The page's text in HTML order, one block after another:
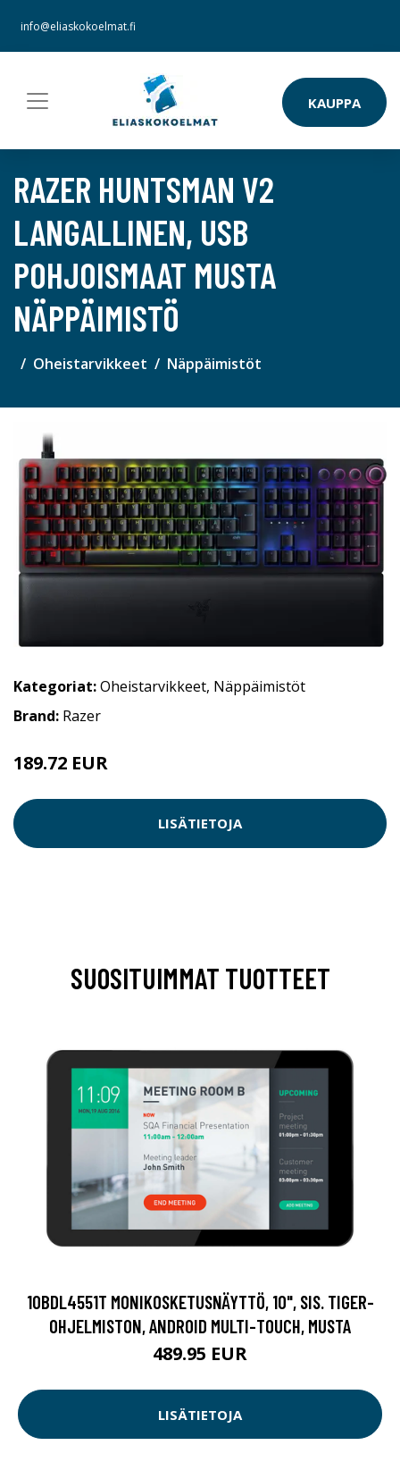
info@eliaskokoelmat.fi
KAUPPA
RAZER HUNTSMAN V2
LANGALLINEN, USB
POHJOISMAAT MUSTA
NÄPPÄIMISTÖ
Oheistarvikkeet Näppäimistöt
Kategoriat:Oheistarvikkeet, Näppäimistöt
Brand: Razer
189.72 EUR
LISÄTIETOJA
SUOSITUIMMAT TUOTTEET
10BDL4551T MONIKOSKETUSNÄYTTÖ, 10", SIS. TIGER-
OHJELMISTON, ANDROID MULTI-TOUCH, MUSTA
489.95 EUR
LISÄTIETOJA